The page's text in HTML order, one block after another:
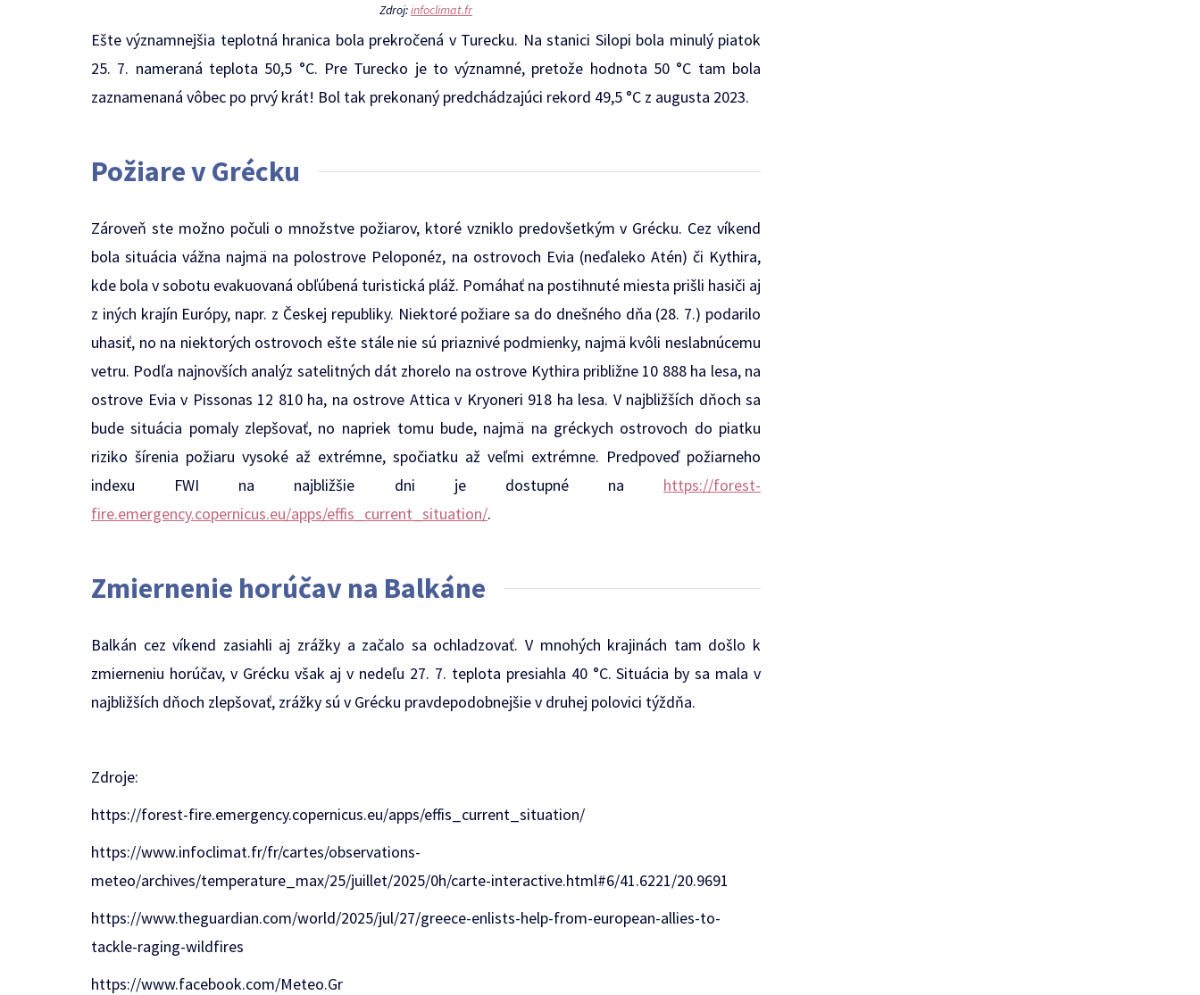
Zdroj:infoclimat.fr
Ešte významnejšia teplotná hranica bola prekročená v Turecku. Na stanici Silopi bola minulý piatok
25. 7. nameraná teplota 50,5 °C. Pre Turecko je to významné, pretože hodnota 50 °C tam bola
zaznamenaná vôbec po prvý krát! Bol tak prekonaný predchádzajúci rekord 49,5 °C z augusta 2023.
Požiare v Grécku
Zároveň ste možno počuli o množstve požiarov, ktoré vzniklo predovšetkým v Grécku. Cez víkend
bola situácia vážna najmä na polostrove Peloponéz, na ostrovoch Evia (neďaleko Atén) či Kythira,
kde bola v sobotu evakuovaná obľúbená turistická pláž. Pomáhať na postihnuté miesta prišli hasiči aj
z iných krajín Európy, napr. z Českej republiky. Niektoré požiare sa do dnešného dňa (28. 7.) podarilo
uhasiť, no na niektorých ostrovoch ešte stále nie sú priaznivé podmienky, najmä kvôli neslabnúcemu
vetru. Podľa najnovších analýz satelitných dát zhorelo na ostrove Kythira približne 10 888 ha lesa, na
ostrove Evia v Pissonas 12 810 ha, na ostrove Attica v Kryoneri 918 ha lesa. V najbližších dňoch sa
bude situácia pomaly zlepšovať, no napriek tomu bude, najmä na gréckych ostrovoch do piatku
riziko šírenia požiaru vysoké až extrémne, spočiatku až veľmi extrémne. Predpoveď požiarneho
indexu FWI na najbližšie dni je dostupné na https://forest-
fire.emergency.copernicus.eu/apps/effis_current_situation/.
Zmiernenie horúčav na Balkáne
Balkán cez víkend zasiahli aj zrážky a začalo sa ochladzovať. V mnohých krajinách tam došlo k
zmierneniu horúčav, v Grécku však aj v nedeľu 27. 7. teplota presiahla 40 °C. Situácia by sa mala v
najbližších dňoch zlepšovať, zrážky sú v Grécku pravdepodobnejšie v druhej polovici týždňa.
Zdroje:
https://forest-fire.emergency.copernicus.eu/apps/effis_current_situation/
https://www.infoclimat.fr/fr/cartes/observations-
meteo/archives/temperature_max/25/juillet/2025/0h/carte-interactive.html#6/41.6221/20.9691
https://www.theguardian.com/world/2025/jul/27/greece-enlists-help-from-european-allies-to-
tackle-raging-wildfires
https://www.facebook.com/Meteo.Gr